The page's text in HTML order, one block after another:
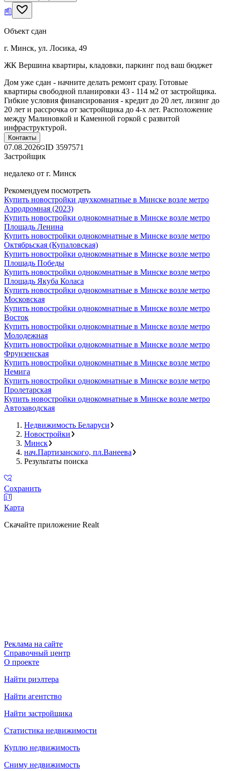
Объект сдан
г. Минск, ул. Лосика, 49
ЖК Вершина квартиры, кладовки, паркинг под ваш бюджет
Дом уже сдан - начните делать ремонт сразу. Готовые
квартиры свободной планировки 43 - 114 м2 от застройщика.
Гибкие условия финансирования - кредит до 20 лет, лизинг до
20 лет и рассрочка от застройщика до 4-х лет. Расположение
между Малиновкой и Каменной горкой с развитой
инфраструктурой.
Контакты
07.08.2026 ID 3597571
Застройщик
недалеко от г. Минск
Рекомендуем посмотреть
Купить новостройки двухкомнатные в Минске возле метро
Аэродромная (2023)
Купить новостройки однокомнатные в Минске возле метро
Площадь Ленина
Купить новостройки однокомнатные в Минске возле метро
Октябрьская (Купаловская)
Купить новостройки однокомнатные в Минске возле метро
Площадь Победы
Купить новостройки однокомнатные в Минске возле метро
Площадь Якуба Коласа
Купить новостройки однокомнатные в Минске возле метро
Московская
Купить новостройки однокомнатные в Минске возле метро
Восток
Купить новостройки однокомнатные в Минске возле метро
Молодежная
Купить новостройки однокомнатные в Минске возле метро
Фрунзенская
Купить новостройки однокомнатные в Минске возле метро
Немига
Купить новостройки однокомнатные в Минске возле метро
Пролетарская
Купить новостройки однокомнатные в Минске возле метро
Автозаводская
Недвижимость Беларуси
Новостройки
Минск
нач.Партизанского, пл.Ванеева
Результаты поиска
Сохранить
Карта
Скачайте приложение Realt
Реклама на сайте
Справочный центр
О проекте
Найти риэлтера
Найти агентство
Найти застройщика
Статистика недвижимости
Куплю недвижимость
Сниму недвижимость